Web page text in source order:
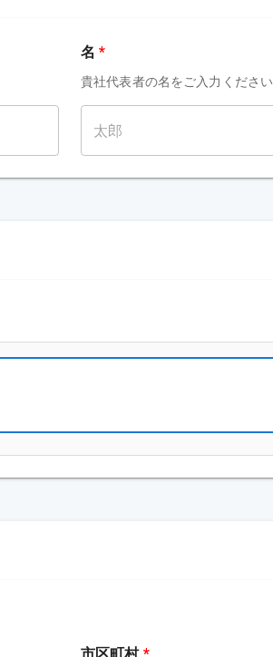
名*
貴社代表者の名をご入力くださ